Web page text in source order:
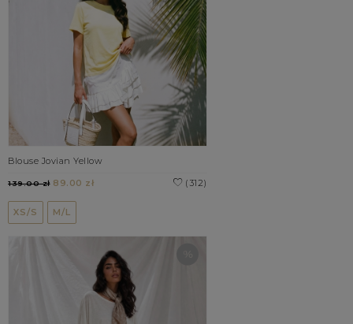
Blouse Jovian Yellow
(312)
139.00 zł89.00 zł
XS/S M/L